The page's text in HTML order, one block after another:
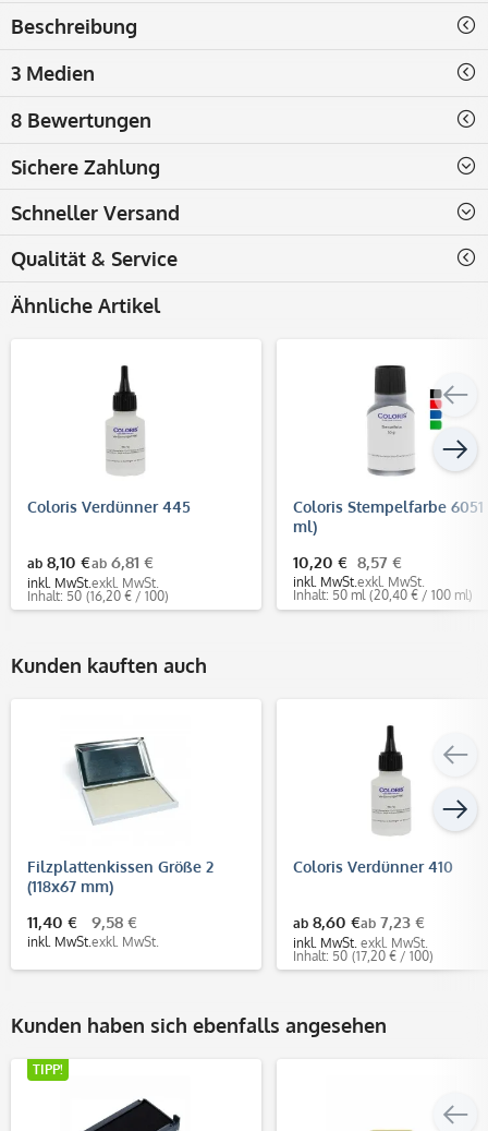
Beschreibung
3 Medien
8 Bewertungen
Sichere Zahlung
Schneller Versand
Qualität & Service
Ähnliche Artikel
Coloris Verdünner 445
ab 8,10 €
inkl. MwSt.
ab 6,81 €
exkl. MwSt.
Inhalt: 50 (16,20 € / 100)
Coloris Stempelfarbe 6051
ml)
10,20 €
inkl. MwSt.
8,57 €
exkl. MwSt.
Inhalt: 50 ml (20,40 € / 100 ml)
Kunden kauften auch
Filzplattenkissen Größe 2
(118x67 mm)
11,40 €
inkl. MwSt.
9,58 €
exkl. MwSt.
Coloris Verdünner 410
ab 8,60 €
inkl. MwSt.
ab 7,23 €
exkl. MwSt.
Inhalt: 50 (17,20 € / 100)
Kunden haben sich ebenfalls angesehen
TIPP!